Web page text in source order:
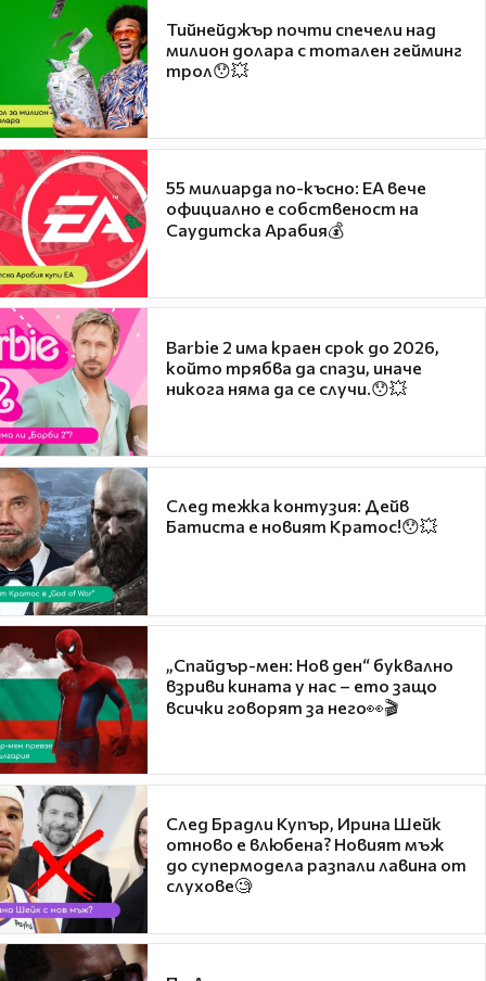
Тийнейджър почти спечели над
милион долара с тотален гейминг
трол😯💥
55 милиарда по-късно: EA вече
официално е собственост на
Саудитска Арабия💰
Barbie 2 има краен срок до 2026,
който трябва да спази, иначе
никога няма да се случи.😯💥
След тежка контузия: Дейв
Батиста е новият Кратос!😯💥
„Спайдър-мен: Нов ден“ буквално
взриви кината у нас – ето защо
всички говорят за него👀🎬
След Брадли Купър, Ирина Шейк
отново е влюбена? Новият мъж
до супермодела разпали лавина от
слухове🧐